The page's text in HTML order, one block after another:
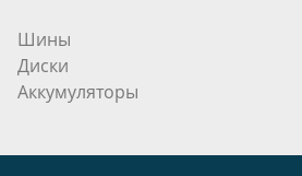
Шины
Диски
Аккумуляторы